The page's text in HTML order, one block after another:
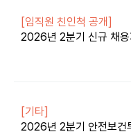
[임직원 친인척 공개]
2026년 2분기 신규 채
[기타]
2026년 2분기 안전보건